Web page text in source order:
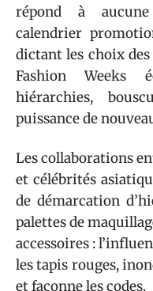
répond à
calendrier
dictant les choix
Fashion Weeks
hiérarchies,
puissance de
Les collaborations
et célébrités
de démarcation
palettes de
accessoires :
les tapis rouges,
et façonne les codes.